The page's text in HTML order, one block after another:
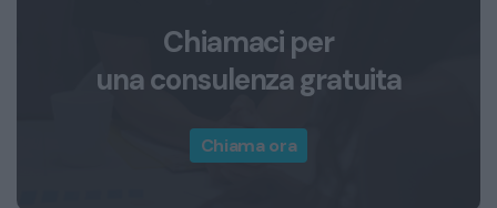
Chiamaci per
una consulenza gratuita
Chiama ora